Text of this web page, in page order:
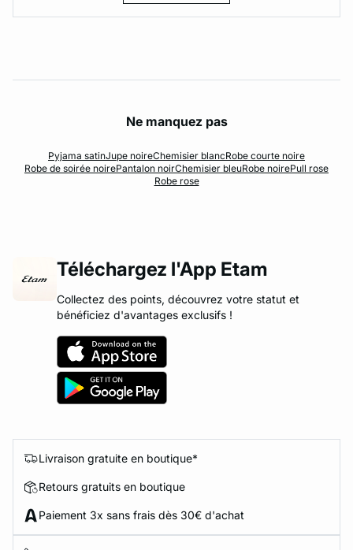
Ne manquez pas
Pyjama satinJupe noireChemisier blancRobe courte noire
Robe de soirée noirePantalon noirChemisier bleuRobe noirePull rose
Robe rose
Téléchargez l'App Etam
Collectez des points, découvrez votre statut et
bénéficiez d'avantages exclusifs !
Livraison gratuite en boutique*
Retours gratuits en boutique
Paiement 3x sans frais dès 30€ d'achat